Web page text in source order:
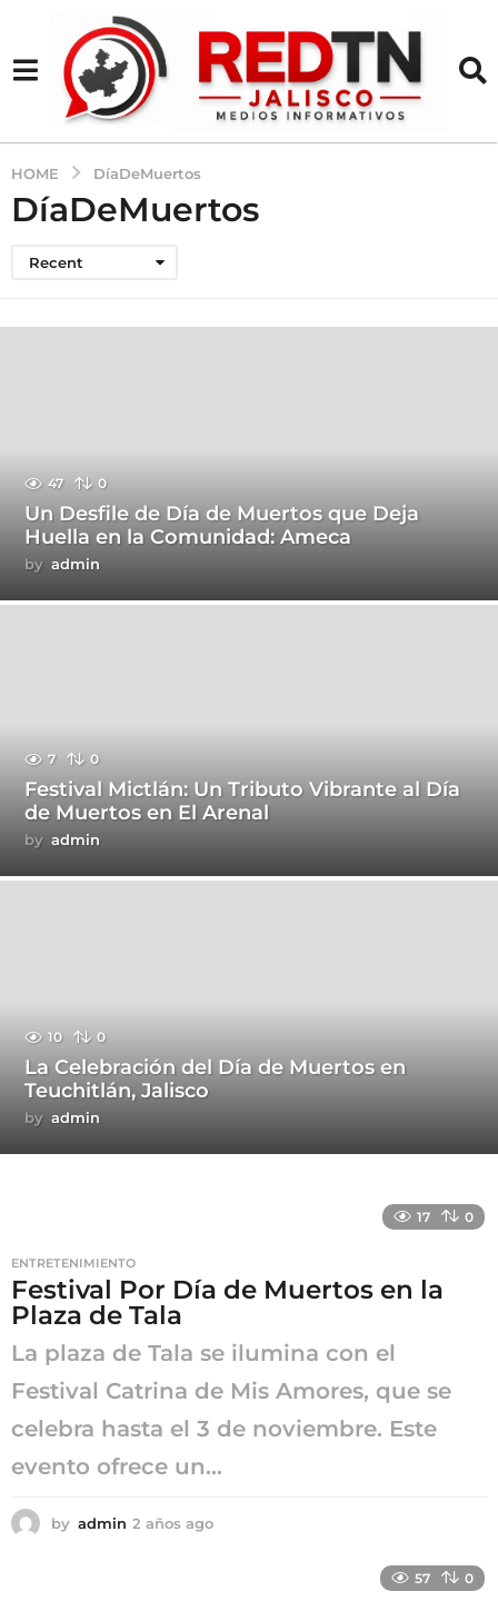
HOME DíaDeMuertos
DíaDeMuertos
Recent
47 0
Un Desfile de Día de Muertos que Deja
Huella en la Comunidad: Ameca
by admin
7 0
Festival Mictlán: Un Tributo Vibrante al Día
de Muertos en El Arenal
by admin
10 0
La Celebración del Día de Muertos en
Teuchitlán, Jalisco
by admin
17 0
ENTRETENIMIENTO
Festival Por Día de Muertos en la
Plaza de Tala
La plaza de Tala se ilumina con el
Festival Catrina de Mis Amores, que se
celebra hasta el 3 de noviembre. Este
evento ofrece un...
by admin 2 años ago
57 0